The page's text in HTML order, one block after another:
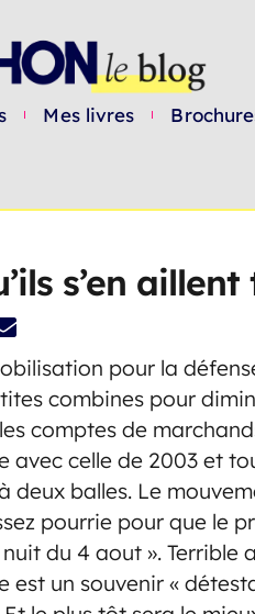
Mes livres
s’en aillent
pour la
combines pour
comptes de
celle de 2003 et
balles. Le
pourrie pour que le
du 4 aout ». Terrible
est un souvenir «